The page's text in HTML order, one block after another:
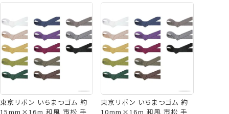
東京リボン いちまつゴム 約
15mm×16m 和風 市松 手
東京リボン いちまつゴム 約
10mm×16m 和風 市松 手